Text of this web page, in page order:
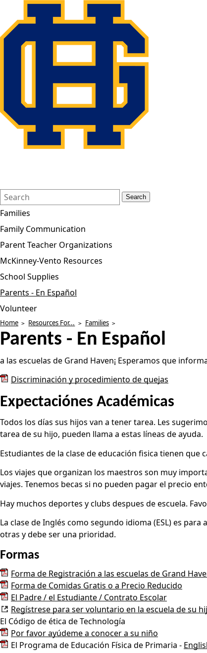
Search
Form
Quick
Search:
Search
Families
Family Communication
Parent Teacher Organizations
McKinney-Vento Resources
School Supplies
Parents - En Español
Volunteer
Home Resources For... Families
Parents - En Español
a las escuelas de Grand Haven¡ Esperamos que
Discriminación y procedimiento de quejas
Expectaciónes Académicas
Todos los días sus hijos van a tener tarea. Les
tarea de su hijo, pueden llama a estas líneas de ayuda.
Estudiantes de la clase de educación fisica tienen que
Los viajes que organizan los maestros son muy
viajes. Tenemos becas si no pueden pagar el precio
Hay muchos deportes y clubs despues de escuela.
La clase de Inglés como segundo idioma (ESL) es
otras y debe ser una prioridad.
Formas
Forma de Registración a las escuelas de Grand
Forma de Comidas Gratis o a Precio Reducido
El Padre / el Estudiante / Contrato Escolar
Regístrese para ser voluntario en la escuela de su
El Código de ética de Technología
Por favor ayúdeme a conocer a su niño
El Programa de Educación Física de Primaria -